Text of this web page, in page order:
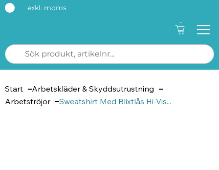
exkl. moms
-
Start
Arbetskläder & Skyddsutrustning
Arbetströjor
Sweatshirt Med Blixtlås Hi-Vis...